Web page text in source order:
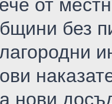
от
без
нови